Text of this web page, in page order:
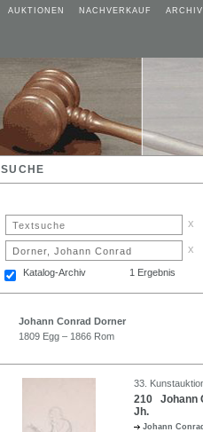
AUKTIONEN NACHVERKAUF ARCHIV
SUCHE
x
x
Katalog-Archiv 1 Ergebnis
Johann Conrad Dorner
1809 Egg – 1866 Rom
33.
210 Johann
Jh.
Johann